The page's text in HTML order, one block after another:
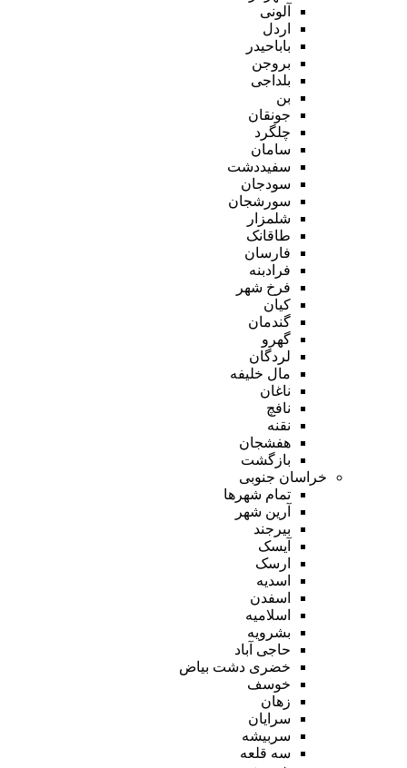
آلونی
اردل
باباحیدر
بروجن
بلداجی
بن
جونقان
چلگرد
سامان
سفیددشت
سودجان
سورشجان
شلمزار
طاقانک
فارسان
فرادبنه
فرخ شهر
کیان
گندمان
گهرو
لردگان
مال خلیفه
ناغان
نافچ
نقنه
هفشجان
بازگشت
خراسان جنوبی
تمام شهر‌ها
آرین شهر
بیرجند
آیسک
ارسک
اسدیه
اسفدن
اسلامیه
بشرویه
حاجی آباد
خضری دشت بیاض
خوسف
زهان
سرایان
سربیشه
سه قلعه